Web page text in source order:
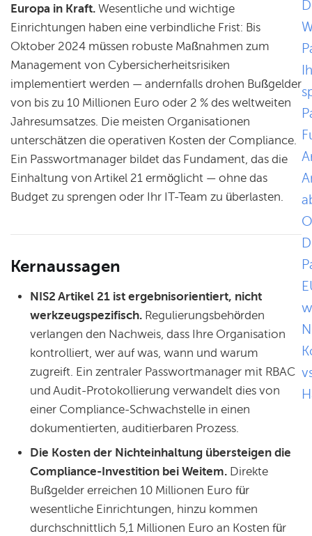
Europa in Kraft. Wesentliche und wichtige
Einrichtungen haben eine verbindliche Frist: Bis
Oktober 2024 müssen robuste Maßnahmen zum
Management von Cybersicherheitsrisiken
implementiert werden — andernfalls drohen Bußgelder
von bis zu 10 Millionen Euro oder 2 % des weltweiten
Jahresumsatzes. Die meisten Organisationen
unterschätzen die operativen Kosten der Compliance.
Ein Passwortmanager bildet das Fundament, das die
Einhaltung von Artikel 21 ermöglicht — ohne das
Budget zu sprengen oder Ihr IT-Team zu überlasten.
Kernaussagen
NIS2 Artikel 21 ist ergebnisorientiert, nicht
werkzeugspezifisch. Regulierungsbehörden
verlangen den Nachweis, dass Ihre Organisation
kontrolliert, wer auf was, wann und warum
zugreift. Ein zentraler Passwortmanager mit RBAC
und Audit-Protokollierung verwandelt dies von
einer Compliance-Schwachstelle in einen
dokumentierten, auditierbaren Prozess.
Die Kosten der Nichteinhaltung übersteigen die
Compliance-Investition bei Weitem. Direkte
Bußgelder erreichen 10 Millionen Euro für
wesentliche Einrichtungen, hinzu kommen
durchschnittlich 5,1 Millionen Euro an Kosten für